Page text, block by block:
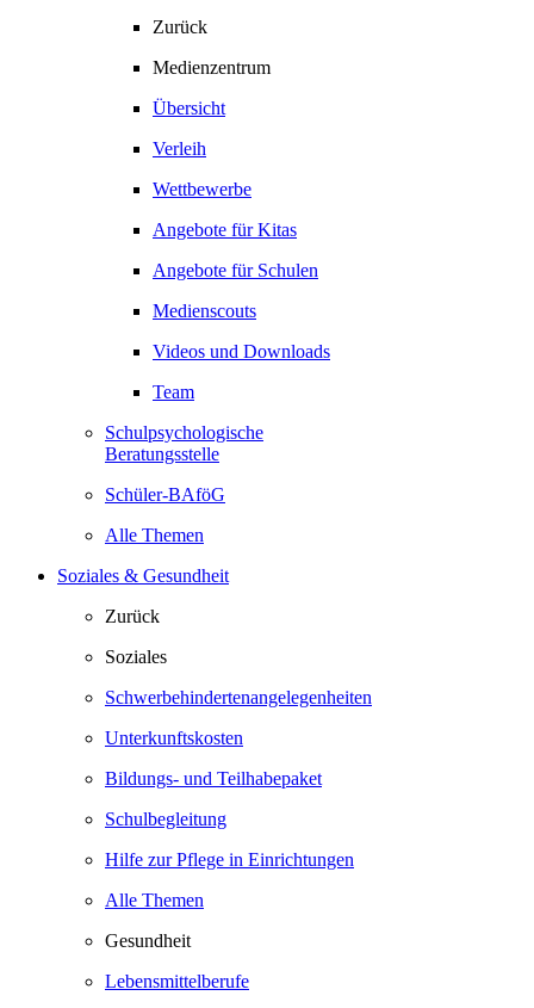
Zurück
Medienzentrum
Übersicht
Verleih
Wettbewerbe
Angebote für Kitas
Angebote für Schulen
Medienscouts
Videos und Downloads
Team
Schulpsychologische
Beratungsstelle
Schüler-BAföG
Alle Themen
Soziales & Gesundheit
Zurück
Soziales
Schwerbehindertenangelegenheiten
Unterkunftskosten
Bildungs- und Teilhabepaket
Schulbegleitung
Hilfe zur Pflege in Einrichtungen
Alle Themen
Gesundheit
Lebensmittelberufe